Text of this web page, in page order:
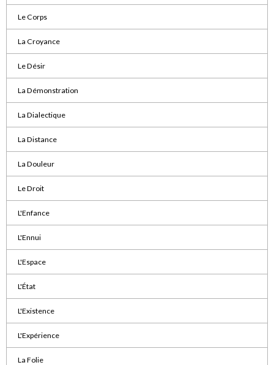
Le Corps
La Croyance
Le Désir
La Démonstration
La Dialectique
La Distance
La Douleur
Le Droit
L'Enfance
L'Ennui
L'Espace
L'État
L'Existence
L'Expérience
La Folie